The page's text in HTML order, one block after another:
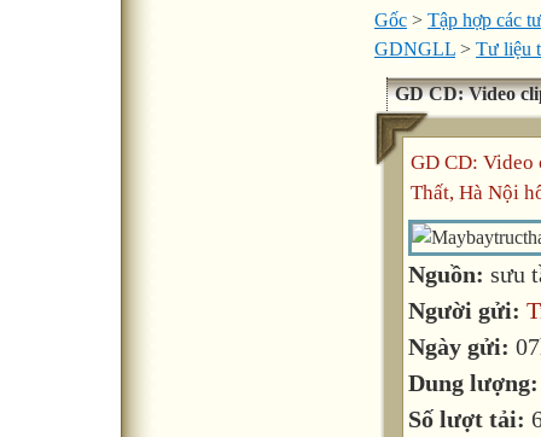
Gốc > Tập hợp các
GDNGLL > Tư liệu
GD CD: Video
GD CD:
Thất, Hà Nội
Nguồn: sưu
Người gửi:
Ngày gửi:
Dung
Số lượt tải: